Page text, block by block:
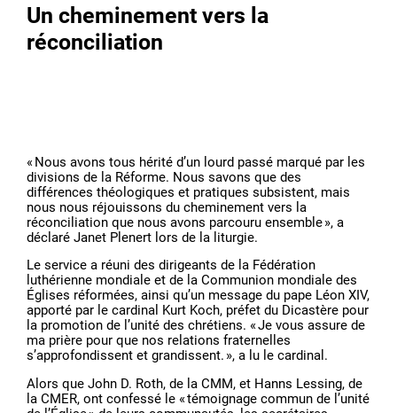
Un cheminement vers la
réconciliation
« Nous avons tous hérité d’un lourd passé marqué par les
divisions de la Réforme. Nous savons que des
différences théologiques et pratiques subsistent, mais
nous nous réjouissons du cheminement vers la
réconciliation que nous avons parcouru ensemble », a
déclaré Janet Plenert lors de la liturgie.
Le service a réuni des dirigeants de la Fédération
luthérienne mondiale et de la Communion mondiale des
Églises réformées, ainsi qu’un message du pape Léon XIV,
apporté par le cardinal Kurt Koch, préfet du Dicastère pour
la promotion de l’unité des chrétiens. « Je vous assure de
ma prière pour que nos relations fraternelles
s’approfondissent et grandissent. », a lu le cardinal.
Alors que John D. Roth, de la CMM, et Hanns Lessing, de
la CMER, ont confessé le « témoignage commun de l’unité